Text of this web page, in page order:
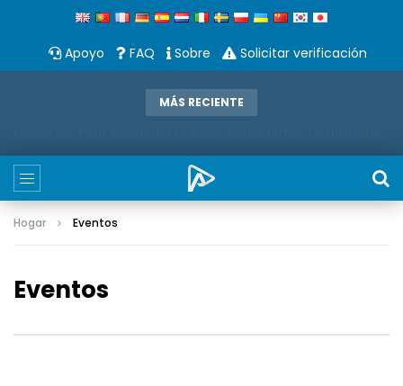
Apoyo FAQ Sobre Solicitar verificación
MÁS RECIENTE
Hogar Eventos
Eventos